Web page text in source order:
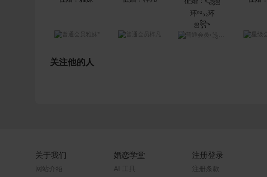
雅妹* ꧁ஐ环⁹²₀₂环ஐ꧂
关注他的人
关于我们
网站介绍
婚恋学堂
AI 工具
注册登录
注册条款